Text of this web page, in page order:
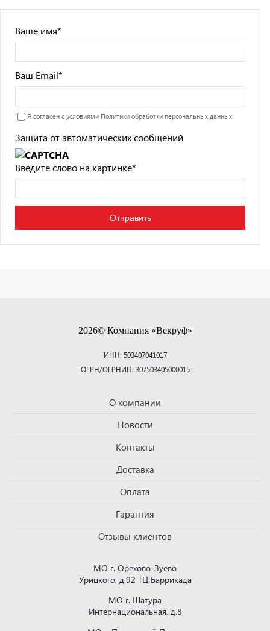
Ваше имя*
Ваш Email*
Я согласен с условиями Политики обработки персональных данных
Защита от автоматических сообщений
Введите слово на картинке*
2026© Компания «Векруф»
ИНН: 503407041017
ОГРН/ОГРНИП: 307503405000015
О компании
Новости
Контакты
Доставка
Оплата
Гарантия
Отзывы клиентов
МО г. Орехово-Зуево
Урицкого, д.92 ТЦ Баррикада
МО г. Шатура
Интернациональная, д.8